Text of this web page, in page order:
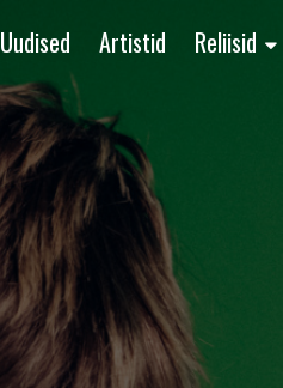
Uudised Artistid Reliisid